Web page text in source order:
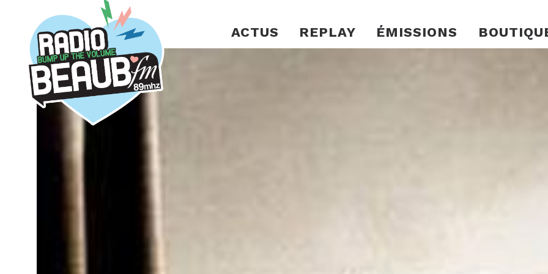
Panneau de gestion des cookies
ACTUS REPLAY ÉMISSIONS